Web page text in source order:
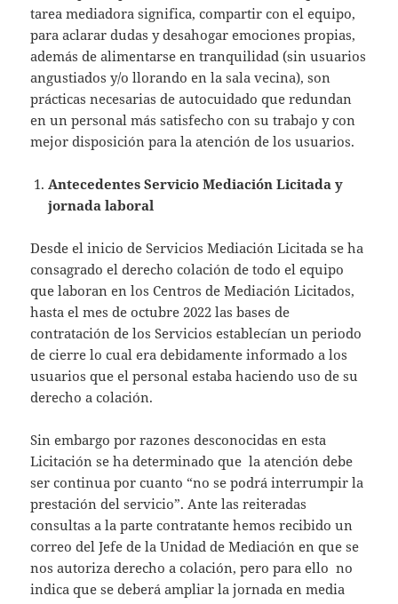
tarea mediadora significa, compartir con el equipo,
para aclarar dudas y desahogar emociones propias,
además de alimentarse en tranquilidad (sin usuarios
angustiados y/o llorando en la sala vecina), son
prácticas necesarias de autocuidado que redundan
en un personal más satisfecho con su trabajo y con
mejor disposición para la atención de los usuarios.
Antecedentes Servicio Mediación Licitada y
jornada laboral
Desde el inicio de Servicios Mediación Licitada se ha
consagrado el derecho colación de todo el equipo
que laboran en los Centros de Mediación Licitados,
hasta el mes de octubre 2022 las bases de
contratación de los Servicios establecían un periodo
de cierre lo cual era debidamente informado a los
usuarios que el personal estaba haciendo uso de su
derecho a colación.
Sin embargo por razones desconocidas en esta
Licitación se ha determinado que la atención debe
ser continua por cuanto “no se podrá interrumpir la
prestación del servicio”. Ante las reiteradas
consultas a la parte contratante hemos recibido un
correo del Jefe de la Unidad de Mediación en que se
nos autoriza derecho a colación, pero para ello no
indica que se deberá ampliar la jornada en media